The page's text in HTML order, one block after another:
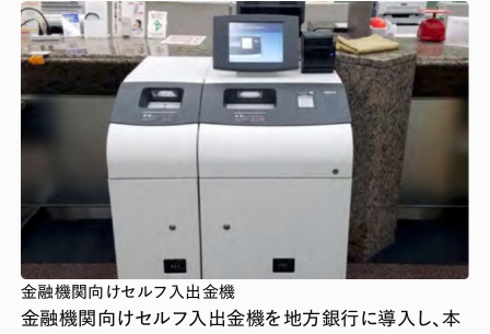
金融機関向けセルフ入出金機
金融機関向けセルフ入出金機を地方銀行に導入し、本